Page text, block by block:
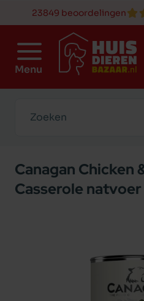
23849 beoordelingen
Menu
Canagan Chicken
Casserole